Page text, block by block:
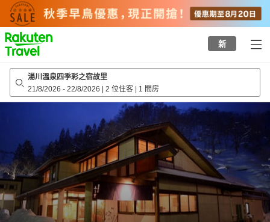
to
top
page
新
湯川溫泉四季彩之宿故里
21/8/2026 - 22/8/2026 | 2 位住客 | 1 間房